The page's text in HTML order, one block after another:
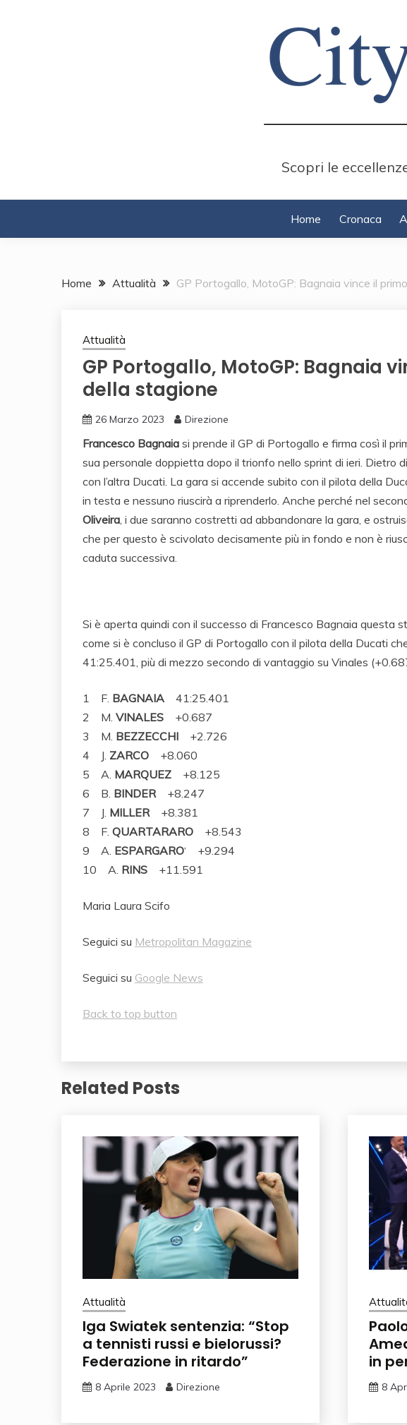
Scopri le
Home Cronaca
Home Attualità GP Portogallo, MotoGP: Bagnaia vince il
Attualità
GP Portogallo, MotoGP: Bagnaia
della stagione
26 Marzo 2023 Direzione
Francesco Bagnaia si prende il GP di Portogallo e firma così il
sua personale doppietta dopo il trionfo nello sprint di ieri. Dietro
con l’altra Ducati. La gara si accende subito con il pilota della
in testa e nessuno riuscirà a riprenderlo. Anche perché nel
Oliveira, i due saranno costretti ad abbandonare la gara, e
che per questo è scivolato decisamente più in fondo e non è
caduta successiva.
Si è aperta quindi con il successo di Francesco Bagnaia questa
come si è concluso il GP di Portogallo con il pilota della Ducati
41:25.401, più di mezzo secondo di vantaggio su Vinales
1 F. BAGNAIA 41:25.401
2 M. VINALES +0.687
3 M. BEZZECCHI +2.726
4 J. ZARCO +8.060
5 A. MARQUEZ +8.125
6 B. BINDER +8.247
7 J. MILLER +8.381
8 F. QUARTARARO +8.543
9 A. ESPARGARO‘ +9.294
10 A. RINS +11.591
Maria Laura Scifo
Seguici su Metropolitan Magazine
Seguici su Google News
Back to top button
Related Posts
Attualità
Iga Swiatek sentenzia: “Stop
a tennisti russi e bielorussi?
Federazione in ritardo”
8 Aprile 2023 Direzione
in
8